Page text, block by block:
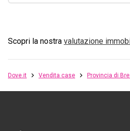
Scopri la nostra valutazione
Dove.it Vendita case Provincia di